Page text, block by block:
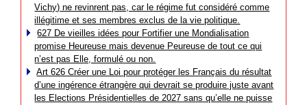
Vichy) ne revinrent pas, car le régime fut considéré comme
illégitime et ses membres exclus de la vie politique.
627 De vieilles idées pour Fortifier une Mondialisation
promise Heureuse mais devenue Peureuse de tout ce qui
n’est pas Elle, formulé ou non.
Art 626 Créer une Loi pour protéger les Français du résultat
d’une ingérence étrangère qui devrait se produire juste avant
les Elections Présidentielles de 2027 sans qu’elle ne puisse